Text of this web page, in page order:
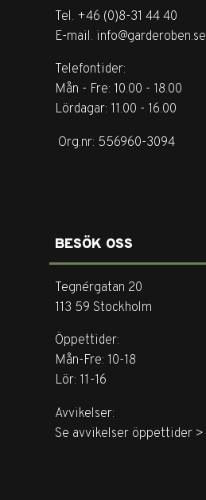
Tel. +46 (0)8-31 44 40
E-mail. info@garderoben.se
Telefontider:
Mån - Fre: 10.00 - 18.00
Lördagar: 11.00 - 16.00
Org.nr: 556960-3094
BESÖK OSS
Tegnérgatan 20
113 59 Stockholm
Öppettider:
Mån-Fre: 10-18
Lör: 11-16
Avvikelser:
Se avvikelser öppettider >